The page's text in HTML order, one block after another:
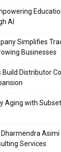
AI
Simplifies
Businesses
Build Distributor
Aging with
Asimi
Services